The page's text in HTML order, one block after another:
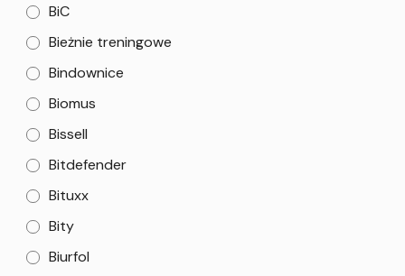
BiC
Bieżnie treningowe
Bindownice
Biomus
Bissell
Bitdefender
Bituxx
Bity
Biurfol